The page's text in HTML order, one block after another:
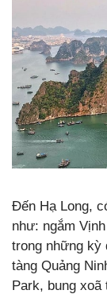
Đến Hạ Long,
như: ngắm
trong những kỳ
tàng Quảng
Park, bung